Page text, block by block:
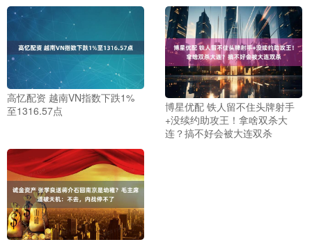
高忆配资 越南VN指数下跌1%
至1316.57点
博星优配 铁人留不住头牌射手
+没续约助攻王！拿啥双杀大
连？搞不好会被大连双杀